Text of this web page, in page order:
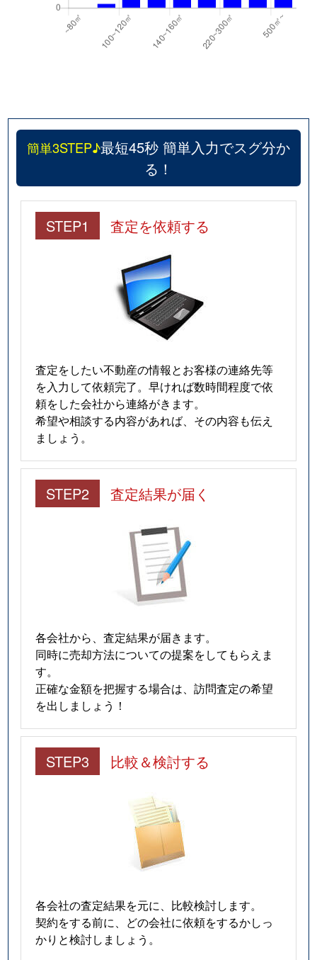
簡単3STEP♪最短45秒 簡単入力でスグ分か
る！
STEP1 査定を依頼する
査定をしたい不動産の情報とお客様の連絡先等
を入力して依頼完了。早ければ数時間程度で依
頼をした会社から連絡がきます。
希望や相談する内容があれば、その内容も伝え
ましょう。
STEP2 査定結果が届く
各会社から、査定結果が届きます。
同時に売却方法についての提案をしてもらえま
す。
正確な金額を把握する場合は、訪問査定の希望
を出しましょう！
STEP3 比較＆検討する
各会社の査定結果を元に、比較検討します。
契約をする前に、どの会社に依頼をするかしっ
かりと検討しましょう。